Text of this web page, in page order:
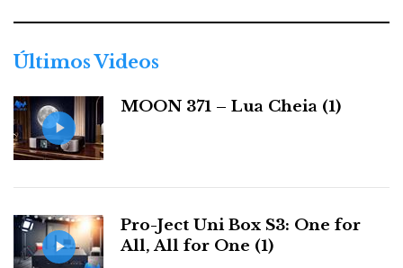
r
s
Últimos Videos
MOON 371 – Lua Cheia (1)
Pro-Ject Uni Box S3: One for
All, All for One (1)